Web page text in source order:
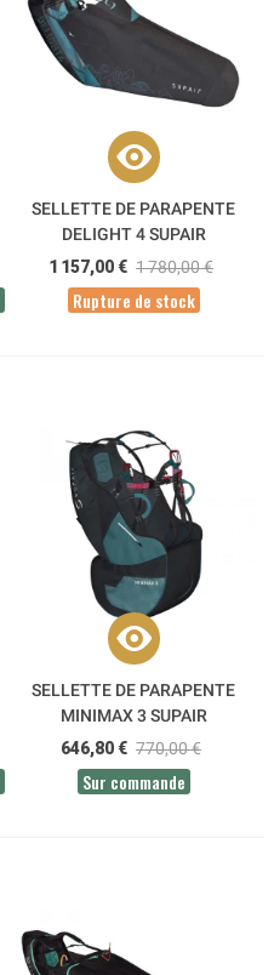
SELLETTE DE PARAPENTE
DELIGHT 4 SUPAIR
1 157,00 € 1 780,00 €
Rupture de stock
SELLETTE DE PARAPENTE
MINIMAX 3 SUPAIR
646,80 € 770,00 €
Sur commande